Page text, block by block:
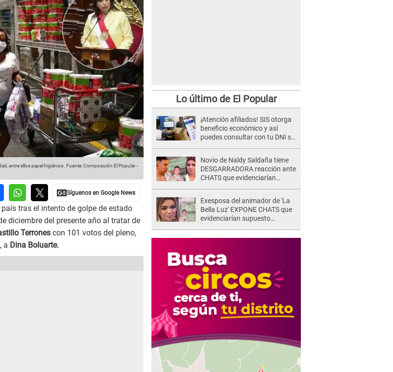
entre ellos papel higiénico. Fuente: Composición El Popular-
tras el intento de golpe de estado
diciembre del presente año al tratar de
Terrones con 101 votos del pleno,
a Dina Boluarte.
Lo último de El Popular
¡Atención afiliados! SIS otorga
beneficio económico y así
puedes consultar con tu DNI si
Novio de Naldy Saldaña tiene
DESGARRADORA reacción ante
CHATS que evidenciarían
Exesposa del animador de 'La
Bella Luz' EXPONE CHATS que
evidenciarían supuesto